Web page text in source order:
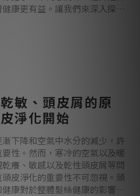
康更有益。讓我們來深入探討
問題頭皮與肌膚，深知肌膚敏
境刺激而引起的敏感，以及對
敏、頭皮屑的原
淨化開始
下降和空氣中水分的減少，許
性。然而，寒冷的空氣以及暖
癢、敏感以及乾性頭皮屑等問
皮淨化的重要性不可忽視。頭
康對於整體髮絲健康的影響至